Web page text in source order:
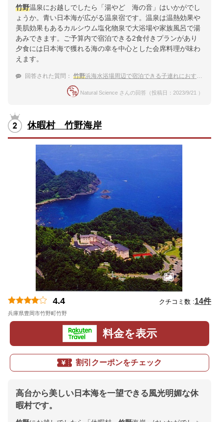
竹野温泉にお越しでしたら「湯やど 海の音」はいかがでし
ょうか。青い日本海が広がる温泉宿です。温泉は温熱効果や
美肌効果もあるカルシウム塩化物泉で大浴場や家族風呂で湯
あみできます。ご予算内で宿泊できる2食付きプランがあり
夕食には日本海で獲れる海の幸を中心とした会席料理が味わ
えます。
回答された質問： 竹野浜海水浴場周辺で宿泊できる子連れにおすすめの宿
Natural Science さんの回答（投稿日：2023/9/21 ）
休暇村 竹野海岸
4.4 クチコミ数 :14件
兵庫県豊岡市竹野町竹野
料金を表示
割引クーポンをチェック
高台から美しい日本海を一望できる風光明媚な休
暇村です。